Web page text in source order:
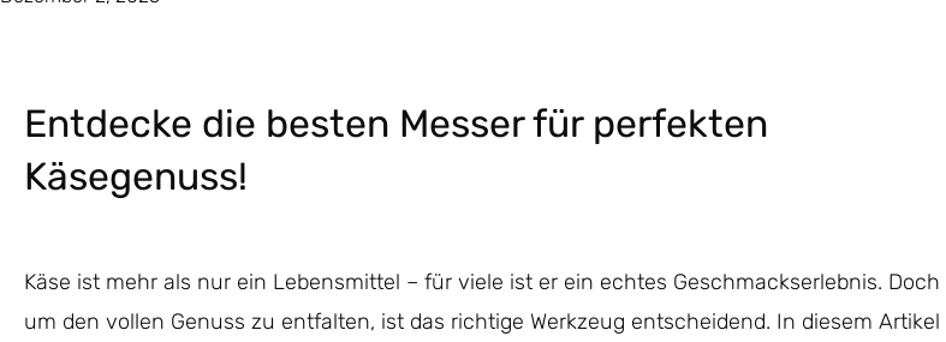
Entdecke die besten Messer für perfekten
Käsegenuss!
Käse ist mehr als nur ein Lebensmittel – für viele ist er ein echtes Geschmackserlebnis. Doch
um den vollen Genuss zu entfalten, ist das richtige Werkzeug entscheidend. In diesem Artikel